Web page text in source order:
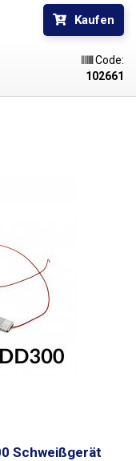
Kaufen
Code:
102661
Schweißgerät